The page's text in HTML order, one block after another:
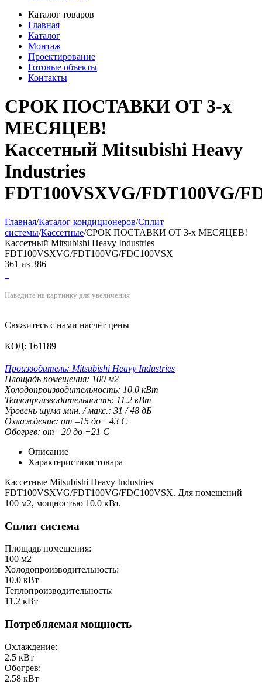
Каталог товаров
Главная
Каталог
Монтаж
Проектирование
Готовые объекты
Контакты
СРОК ПОСТАВКИ ОТ 3-х
МЕСЯЦЕВ!
Кассетный Mitsubishi Heavy
Industries
FDT100VSXVG/FDT100VG/
Главная/Каталог кондиционеров/Сплит
системы/Кассетные/СРОК ПОСТАВКИ ОТ 3-х МЕСЯЦЕВ!
Кассетный Mitsubishi Heavy Industries
FDT100VSXVG/FDT100VG/FDC100VSX
361 из 386
Наведите на картинку для увеличения
Свяжитесь с нами насчёт цены
КОД: 161189
Производитель: Mitsubishi Heavy Industries
Площадь помещения: 100 м2
Холодопроизводительность: 10.0 кВт
Теплопроизводительность: 11.2 кВт
Уровень шума мин. / макс.: 31 / 48 дБ
Охлаждение: от –15 до +43 С
Обогрев: от –20 до +21 С
Описание
Характеристики товара
Кассетные Mitsubishi Heavy Industries
FDT100VSXVG/FDT100VG/FDC100VSX. Для помещений
100 м2, мощностью 10.0 кВт.
Сплит система
Площадь помещения:
100 м2
Холодопроизводительность:
10.0 кВт
Теплопроизводительность:
11.2 кВт
Потребляемая мощность
Охлаждение:
2.5 кВт
Обогрев:
2.58 кВт